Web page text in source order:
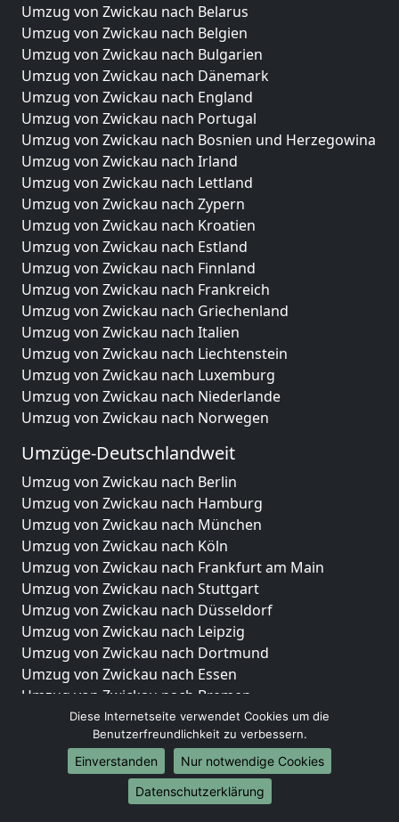
Umzug von Zwickau nach Belarus
Umzug von Zwickau nach Belgien
Umzug von Zwickau nach Bulgarien
Umzug von Zwickau nach Dänemark
Umzug von Zwickau nach England
Umzug von Zwickau nach Portugal
Umzug von Zwickau nach Bosnien und Herzegowina
Umzug von Zwickau nach Irland
Umzug von Zwickau nach Lettland
Umzug von Zwickau nach Zypern
Umzug von Zwickau nach Kroatien
Umzug von Zwickau nach Estland
Umzug von Zwickau nach Finnland
Umzug von Zwickau nach Frankreich
Umzug von Zwickau nach Griechenland
Umzug von Zwickau nach Italien
Umzug von Zwickau nach Liechtenstein
Umzug von Zwickau nach Luxemburg
Umzug von Zwickau nach Niederlande
Umzug von Zwickau nach Norwegen
Umzüge-Deutschlandweit
Umzug von Zwickau nach Berlin
Umzug von Zwickau nach Hamburg
Umzug von Zwickau nach München
Umzug von Zwickau nach Köln
Umzug von Zwickau nach Frankfurt am Main
Umzug von Zwickau nach Stuttgart
Umzug von Zwickau nach Düsseldorf
Umzug von Zwickau nach Leipzig
Umzug von Zwickau nach Dortmund
Umzug von Zwickau nach Essen
Umzug von Zwickau nach Bremen
Umzug von Zwickau nach Dresden
Umzug von Zwickau nach Hannover
Umzug von Zwickau nach Nürnberg
Umzug von Zwickau nach Duisburg
Umzug von Zwickau nach Bochum
Diese Internetseite verwendet Cookies um die
Benutzerfreundlichkeit zu verbessern.
Einverstanden
Nur notwendige Cookies
Datenschutzerklärung